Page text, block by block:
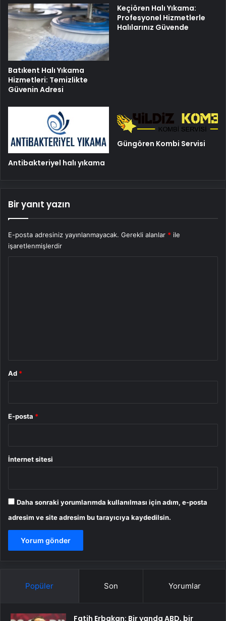
Batıkent Halı Yıkama
Hizmetleri: Temizlikte
Güvenin Adresi
Keçiören Halı Yıkama:
Profesyonel Hizmetlerle
Halılarınız Güvende
Antibakteriyel halı yıkama
Güngören Kombi Servisi
Bir yanıt yazın
E-posta adresiniz yayınlanmayacak. Gerekli alanlar * ile
işaretlenmişlerdir
Ad *
E-posta *
İnternet sitesi
Daha sonraki yorumlarımda kullanılması için adım, e-posta
adresim ve site adresim bu tarayıcıya kaydedilsin.
Popüler Son Yorumlar
Fatih Erbakan: Bir yanda ABD, bir